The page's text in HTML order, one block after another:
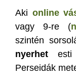
Aki online
vagy 9-re (
szintén
nyerhet esti
Perseidák